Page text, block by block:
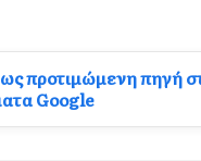
προτιμώμενη πηγή
Google